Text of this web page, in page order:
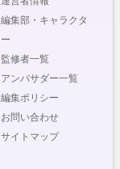
編集部・キャラクタ
ー
監修者一覧
アンバサダー一覧
編集ポリシー
お問い合わせ
サイトマップ